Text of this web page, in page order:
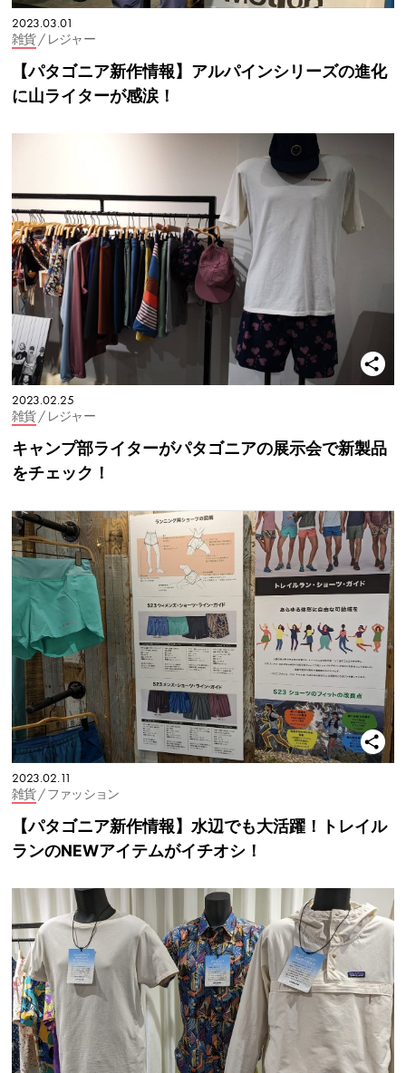
2023.03.01
雑貨/ レジャー
【パタゴニア新作情報】アルパインシリーズの進化
に山ライターが感涙！
2023.02.25
雑貨/ レジャー
キャンプ部ライターがパタゴニアの展示会で新製品
をチェック！
2023.02.11
雑貨/ ファッション
【パタゴニア新作情報】水辺でも大活躍！トレイル
ランのNEWアイテムがイチオシ！